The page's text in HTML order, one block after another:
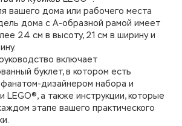
вашего дома или рабочего места
дома с А-образной рамой имеет
24 см в высоту, 21 см в ширину и
включает
буклет, в котором есть
дизайнером набора и
LEGO®, а также инструкции, которые
этапе вашего практического